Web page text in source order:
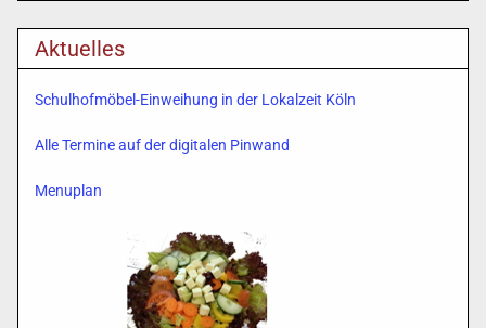
Aktuelles
Schulhofmöbel-Einweihung in der Lokalzeit Köln
Alle Termine auf der digitalen Pinwand
Menuplan